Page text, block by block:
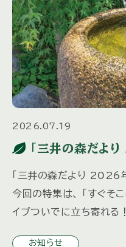
2026.07.19
「三井の森だよ
「三井の森だより 2026
今回の特集は、 「すぐそ
イブついでに立ち寄れる
お知らせ